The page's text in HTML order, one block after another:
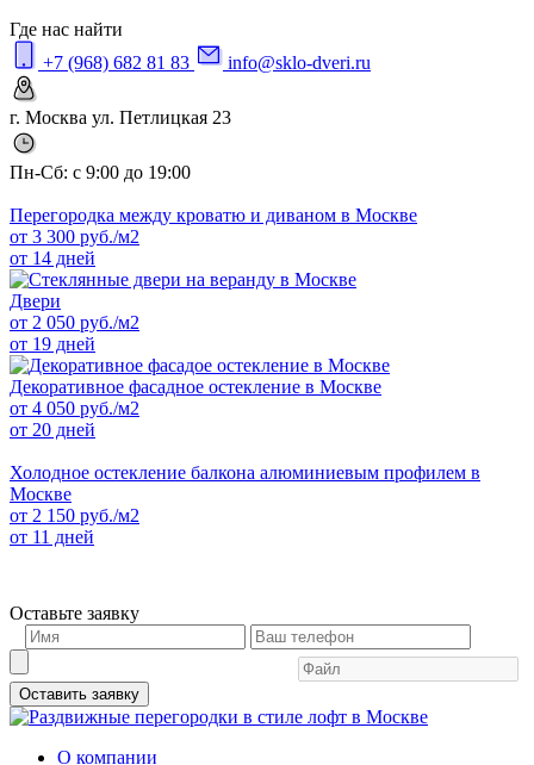
Где нас найти
+7 (968) 682 81 83
info@sklo-dveri.ru
г. Москва ул. Петлицкая 23
Пн-Сб: с 9:00 до 19:00
Перегородка между кроватю и диваном в Москве
от 3 300 руб./м2
от 14 дней
Двери
от 2 050 руб./м2
от 19 дней
Декоративное фасадное остекление в Москве
от 4 050 руб./м2
от 20 дней
Холодное остекление балкона алюминиевым профилем в
Москве
от 2 150 руб./м2
от 11 дней
Оставьте заявку
Оставить заявку
О компании